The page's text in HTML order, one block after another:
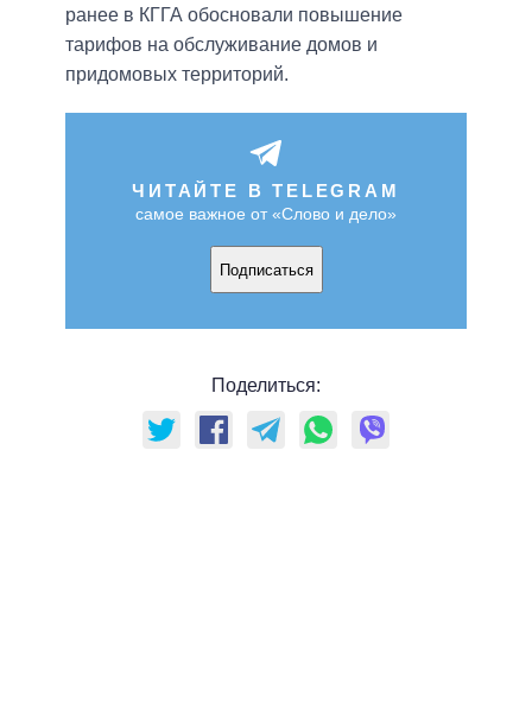
ранее в КГГА обосновали повышение
тарифов на обслуживание домов и
придомовых территорий.
ЧИТАЙТЕ В TELEGRAM
самое важное от «Слово и дело»
Подписаться
Поделиться: